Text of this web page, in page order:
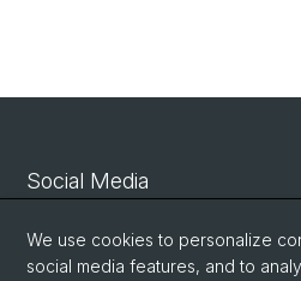
Social Media
Linkedin
We use cookies to personalize
social media features, and to